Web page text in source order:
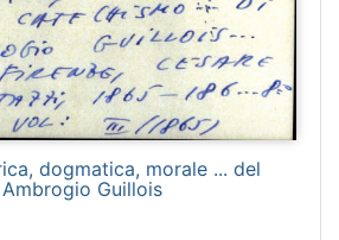
dogmatica, morale ... del
Guillois